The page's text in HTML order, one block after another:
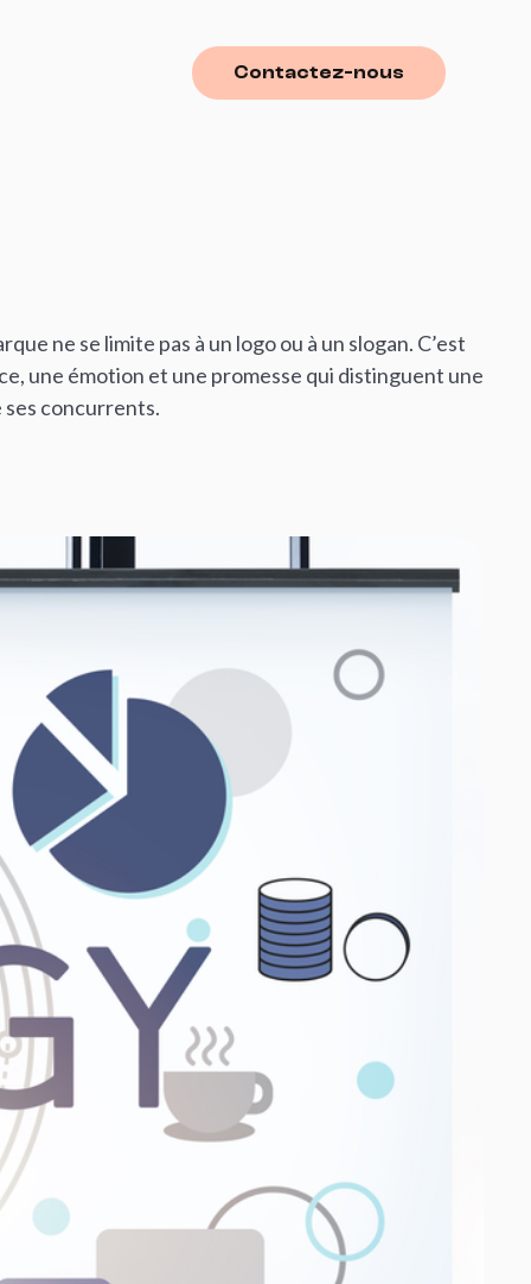
Contactez-nous
ne se limite pas à un logo ou à un slogan. C’est
une émotion et une promesse qui distinguent une
concurrents.